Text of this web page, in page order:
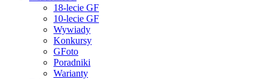
18-lecie GF
10-lecie GF
Wywiady
Konkursy
GFoto
Poradniki
Warianty